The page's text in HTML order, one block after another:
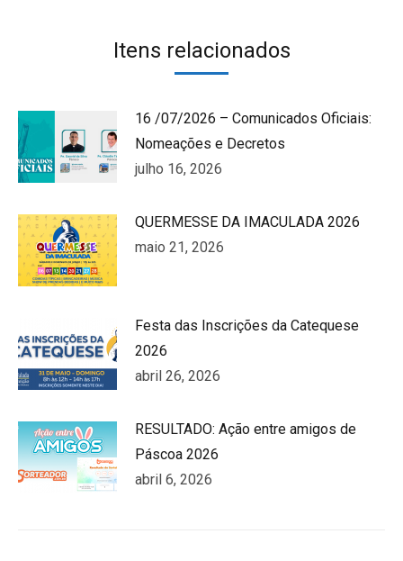
Itens relacionados
16 /07/2026 – Comunicados Oficiais:
Nomeações e Decretos
julho 16, 2026
QUERMESSE DA IMACULADA 2026
maio 21, 2026
Festa das Inscrições da Catequese
2026
abril 26, 2026
RESULTADO: Ação entre amigos de
Páscoa 2026
abril 6, 2026